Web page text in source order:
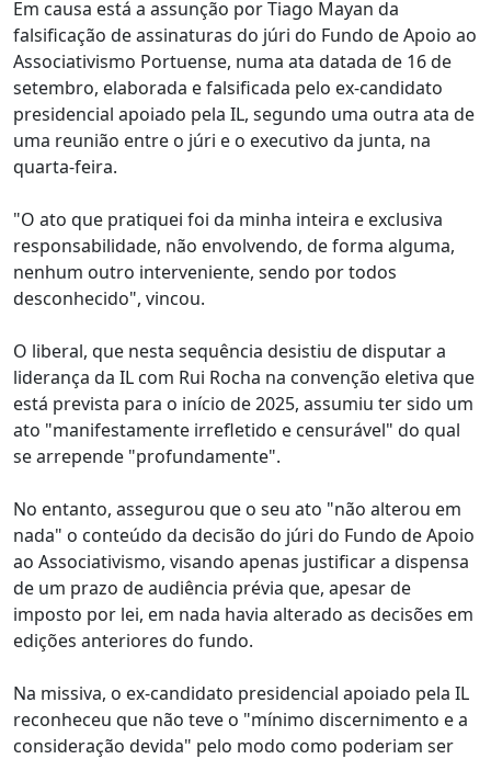
Em causa está a assunção por Tiago Mayan da
falsificação de assinaturas do júri do Fundo de Apoio ao
Associativismo Portuense, numa ata datada de 16 de
setembro, elaborada e falsificada pelo ex-candidato
presidencial apoiado pela IL, segundo uma outra ata de
uma reunião entre o júri e o executivo da junta, na
quarta-feira.
"O ato que pratiquei foi da minha inteira e exclusiva
responsabilidade, não envolvendo, de forma alguma,
nenhum outro interveniente, sendo por todos
desconhecido", vincou.
O liberal, que nesta sequência desistiu de disputar a
liderança da IL com Rui Rocha na convenção eletiva que
está prevista para o início de 2025, assumiu ter sido um
ato "manifestamente irrefletido e censurável" do qual
se arrepende "profundamente".
No entanto, assegurou que o seu ato "não alterou em
nada" o conteúdo da decisão do júri do Fundo de Apoio
ao Associativismo, visando apenas justificar a dispensa
de um prazo de audiência prévia que, apesar de
imposto por lei, em nada havia alterado as decisões em
edições anteriores do fundo.
Na missiva, o ex-candidato presidencial apoiado pela IL
reconheceu que não teve o "mínimo discernimento e a
consideração devida" pelo modo como poderiam ser